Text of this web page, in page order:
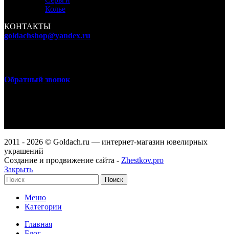
Колье
КОНТАКТЫ
goldachshop@yandex.ru
Обратный звонок
2011 - 2026 © Goldach.ru — интернет-магазин ювелирных
украшений
Создание и продвижение сайта - Zhestkov.pro
Закрыть
Поиск
Меню
Категории
Главная